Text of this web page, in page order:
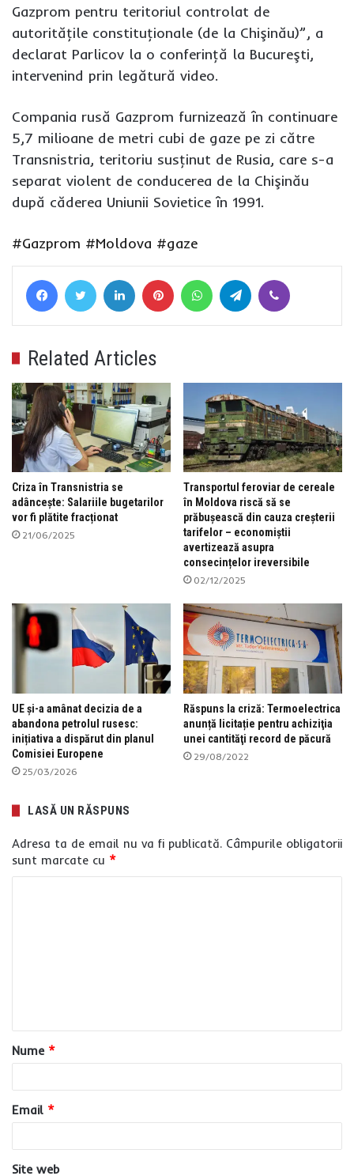
Gazprom pentru teritoriul controlat de
autorităţile constituţionale (de la Chişinău)”, a
declarat Parlicov la o conferinţă la Bucureşti,
intervenind prin legătură video.
Compania rusă Gazprom furnizează în continuare
5,7 milioane de metri cubi de gaze pe zi către
Transnistria, teritoriu susţinut de Rusia, care s-a
separat violent de conducerea de la Chişinău
după căderea Uniunii Sovietice în 1991.
#Gazprom #Moldova #gaze
FacebookTwitter LinkedIn Pinterest WhatsAppTelegram
Related Articles
Criza în Transnistria se
adâncește: Salariile bugetarilor
vor fi plătite fracționat
21/06/2025
Transportul feroviar de cereale
în Moldova riscă să se
prăbușească din cauza creșterii
tarifelor – economiștii
avertizează asupra
consecințelor ireversibile
02/12/2025
UE și-a amânat decizia de a
abandona petrolul rusesc:
inițiativa a dispărut din planul
Comisiei Europene
25/03/2026
Răspuns la criză: Termoelectrica
anunță licitație pentru achiziţia
unei cantităţi record de păcură
29/08/2022
LASĂ UN RĂSPUNS
Adresa ta de email nu va fi publicată. Câmpurile obligatorii
sunt marcate cu *
a
r
*
Nume *
Email *
Site web